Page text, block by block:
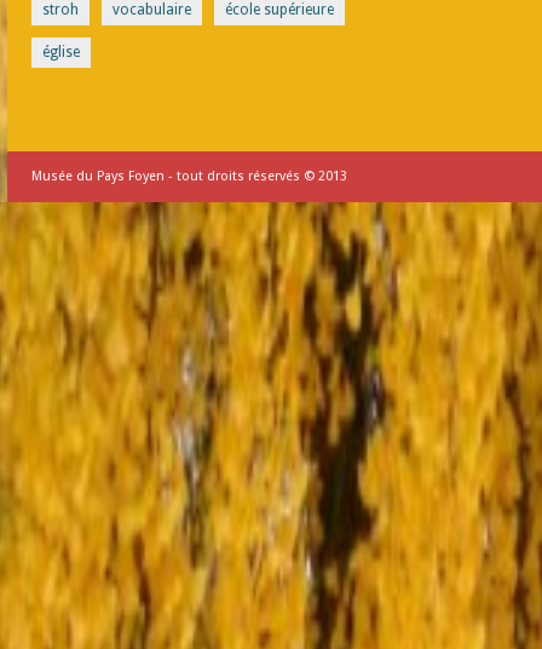
stroh vocabulaire école supérieure
église
Musée du Pays Foyen - tout droits réservés © 2013